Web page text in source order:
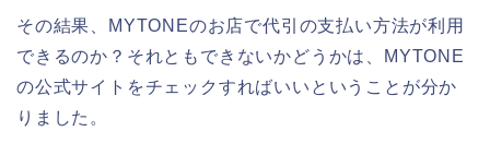
その結果、MYTONEのお店で代引の支払い方法が利用
できるのか？それともできないかどうかは、MYTONE
の公式サイトをチェックすればいいということが分か
りました。